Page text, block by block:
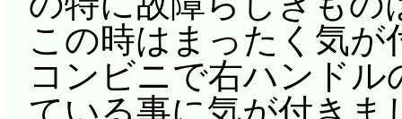
この時はまったく気
コンビニで右ハンド